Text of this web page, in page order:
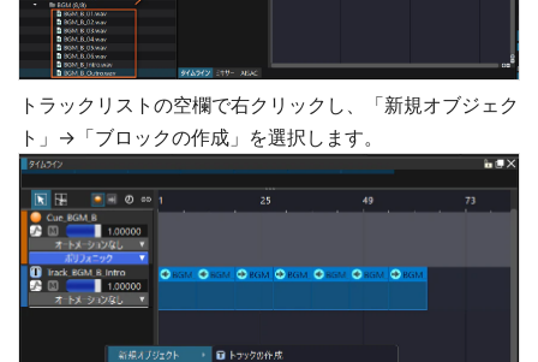
トラックリストの空欄で右クリックし、「新規オブジェク
ト」→「ブロックの作成」を選択します。